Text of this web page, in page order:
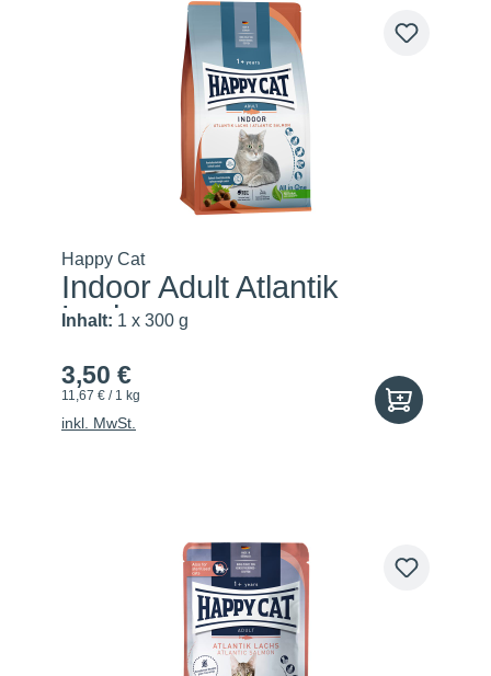
Happy Cat
Indoor Adult Atlantik
Lachs
Inhalt: 1 x 300 g
3,50 €
11,67 € / 1 kg
inkl. MwSt.